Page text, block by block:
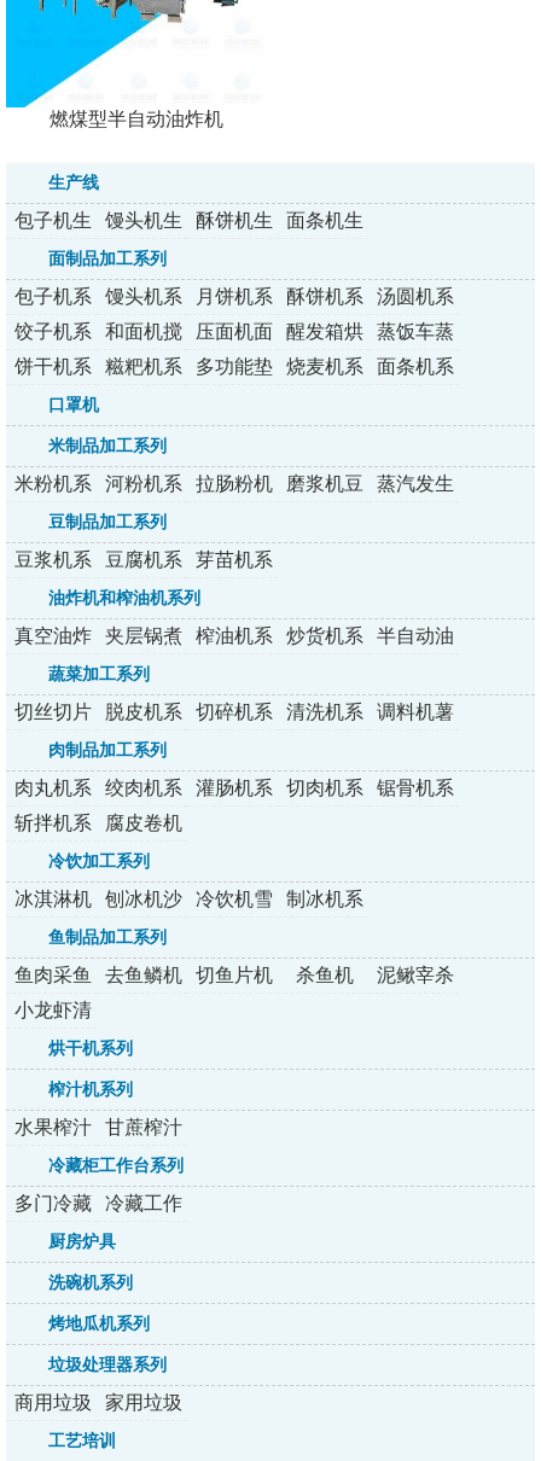
燃煤型半自动油炸机
生产线
包子机生
产线
馒头机生
产线
酥饼机生
面条机生
面制品加工系列
包子机系
列
馒头机系
列
月饼机系
列
酥饼机系
列
汤圆机系
列
饺子机系
列
和面机搅
拌机
压面机面
条机
醒发箱烘
烤炉
蒸饭车蒸
包炉
饼干机系
列
糍粑机系
多功能垫
烧麦机系
面条机系
口罩机
米制品加工系列
米粉机系
列
河粉机系
列
拉肠粉机
磨浆机豆
蒸汽发生
豆制品加工系列
豆浆机系
列
豆腐机系
列
芽苗机系
油炸机和榨油机系列
真空油炸
机
夹层锅煮
锅
榨油机系
炒货机系
半自动油
蔬菜加工系列
切丝切片
切丁机
脱皮机系
列
切碎机系
清洗机系
调料机薯
肉制品加工系列
肉丸机系
列
绞肉机系
列
灌肠机系
切肉机系
锯骨机系
斩拌机系
列
腐皮卷机
冷饮加工系列
冰淇淋机
系列
刨冰机沙
冰机
冷饮机雪
制冰机系
鱼制品加工系列
鱼肉采鱼
机
去鱼鳞机 切鱼片机 杀鱼机
泥鳅宰杀
小龙虾清
洗机
烘干机系列
榨汁机系列
水果榨汁
机系列
甘蔗榨汁
机系列
冷藏柜工作台系列
多门冷藏
柜系列
冷藏工作
厨房炉具
洗碗机系列
烤地瓜机系列
垃圾处理器系列
商用垃圾
处理器
家用垃圾
处理器
工艺培训